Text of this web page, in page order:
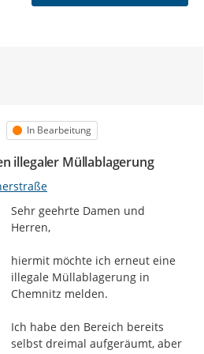
Status
In Bearbeitung
illegaler Müllablagerung
Sehr geehrte Damen und
Herren,
hiermit möchte ich erneut eine
illegale Müllablagerung in
Chemnitz melden.
Ich habe den Bereich bereits
selbst dreimal aufgeräumt, aber